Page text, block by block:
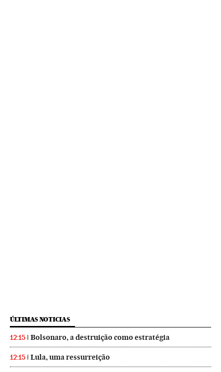
ÚLTIMAS NOTICIAS
12:15 Bolsonaro, a destruição como estratégia
12:15 Lula, uma ressurreição